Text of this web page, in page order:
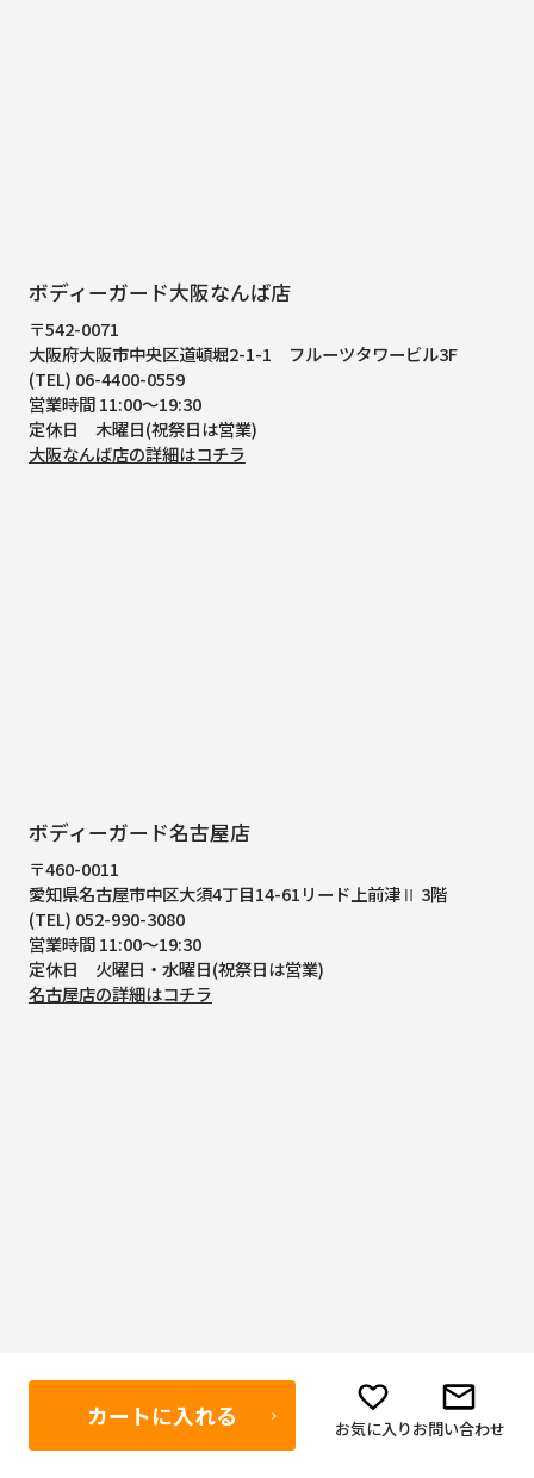
カートに入れる お気に入りお問い合わせ
ボディーガード大阪なんば店
〒542-0071
大阪府大阪市中央区道頓堀2-1-1
フルーツタワービル3F
(TEL) 06-4400-0559
営業時間 11:00～19:30
定休日 木曜日(祝祭日は営業)
大阪なんば店の詳細はコチラ
ボディーガード名古屋店
〒460-0011
愛知県名古屋市中区大須4丁目14-61リード上前津Ⅱ 3階
(TEL) 052-990-3080
営業時間 11:00～19:30
定休日 火曜日・水曜日(祝祭日は営業)
名古屋店の詳細はコチラ
〒984-0051
宮城県仙台市若林区新寺3-1-14 菊地ビル 西武企画株式会社 東
北支店内